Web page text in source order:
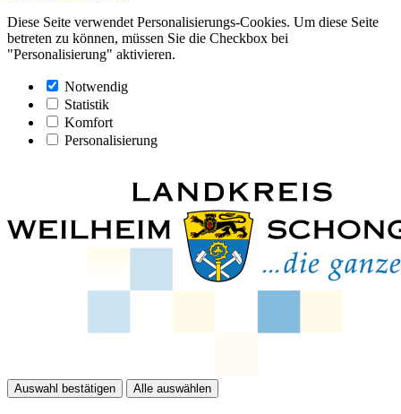
Diese Seite verwendet Personalisierungs-Cookies. Um diese Seite
betreten zu können, müssen Sie die Checkbox bei
"Personalisierung" aktivieren.
Notwendig
Statistik
Komfort
Personalisierung
Auswahl bestätigen Alle auswählen